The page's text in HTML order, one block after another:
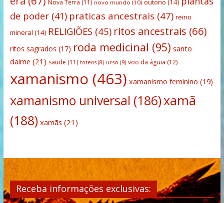
Nova Terra (11) novo mundo (10) outono (14)
de poder(41) praticas ancestrais (47) reino
mineral (14) RELIGIÕES (45) ritos ancestrais (66)
ritos sagrados (17) roda medicinal (95) santo
daime (21) saude (11) totens(8) urso (9) voo da águia (12)
xamanismo (463) xamanismo feminino (19)
xamanismo universal (186)xamã
(188) xamãs (21)
Receba informações exclusivas: